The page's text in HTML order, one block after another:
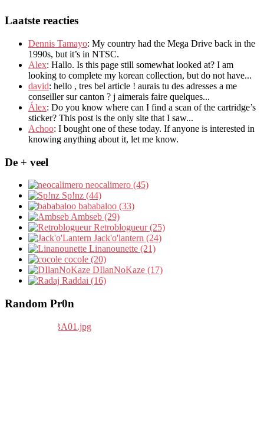
Laatste reacties
Dennis Tamayo: My country had the Mega Drive back in the
1990s, but it’s in NTSC.
Alex: Hallo. Is this page still somewhat looked at? I am
looking to complete my korean collection, but do not have...
david: hello , tres bel article ! aurais tu des adresses a me
conseiller sur canton ? j aimerais faire quelques...
Álex: Do you know where can I find a scan of the cartridge’s
sticker? This post is the only site that I saw...
Achoo: I bought one of these today. If anyone is interested in
knowing anything about it, let me know.
De + veel
neocalimero (45)
Sp!nz (44)
bababaloo (33)
Ambseb (29)
Retroblogueur (25)
Jack'o'lantern (24)
Linanounette (21)
cocole (20)
DIlanNoKaze (17)
Raddai (16)
Random Pr0n